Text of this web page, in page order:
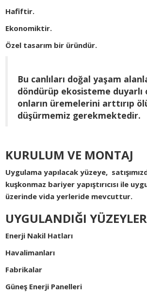
Hafiftir.
Ekonomiktir.
Özel tasarım bir üründür.
Bu canlıları doğal yaşam
döndürüp ekosisteme duyarlı
onların üremelerini arttırıp
düşürmemiz gerekmektedir.
KURULUM VE MONTAJ
Uygulama yapılacak yüzeye,
kuşkonmaz bariyer yapıştırıcısı ile
üzerinde vida yerleride mevcuttur.
UYGULANDIĞI YÜZEYLER
Enerji Nakil Hatları
Havalimanları
Fabrikalar
Güneş Enerji Panelleri